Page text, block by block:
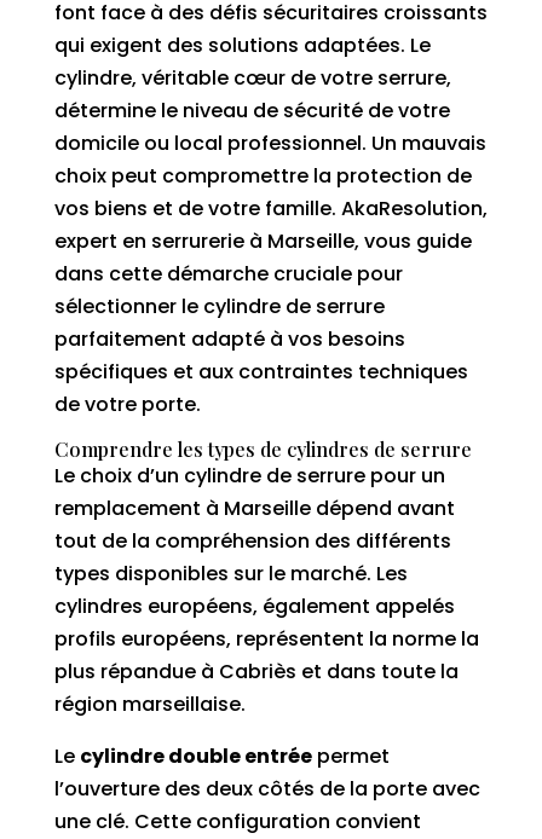
font face à des défis sécuritaires croissants
qui exigent des solutions adaptées. Le
cylindre, véritable cœur de votre serrure,
détermine le niveau de sécurité de votre
domicile ou local professionnel. Un mauvais
choix peut compromettre la protection de
vos biens et de votre famille. AkaResolution,
expert en serrurerie à Marseille, vous guide
dans cette démarche cruciale pour
sélectionner le cylindre de serrure
parfaitement adapté à vos besoins
spécifiques et aux contraintes techniques
de votre porte.
Comprendre les types de cylindres de serrure
Le choix d’un cylindre de serrure pour un
remplacement à Marseille dépend avant
tout de la compréhension des différents
types disponibles sur le marché. Les
cylindres européens, également appelés
profils européens, représentent la norme la
plus répandue à Cabriès et dans toute la
région marseillaise.
Le cylindre double entréepermet
l’ouverture des deux côtés de la porte avec
une clé. Cette configuration convient